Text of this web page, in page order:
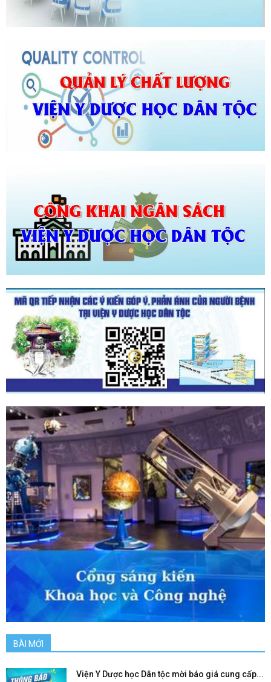
BÀI MỚI
Viện Y Dược học Dân tộc mời báo giá cung cấp...